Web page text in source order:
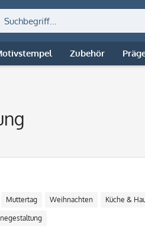
Zubehör
Muttertag Weihnachten Küche &